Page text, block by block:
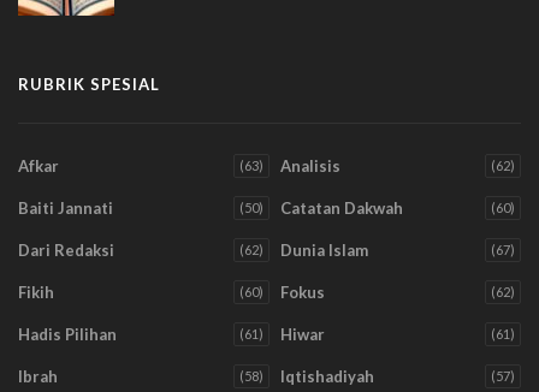
RUBRIK SPESIAL
Afkar (63) Analisis (62)
Baiti Jannati (50) Catatan Dakwah (60)
Dari Redaksi (62) Dunia Islam (67)
Fikih (60) Fokus (62)
Hadis Pilihan (61) Hiwar (61)
Ibrah (58) Iqtishadiyah (57)